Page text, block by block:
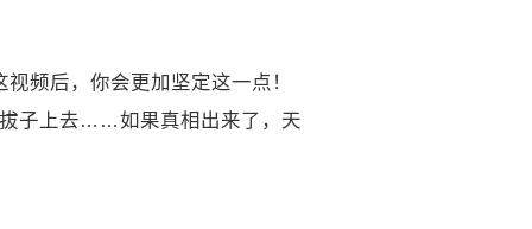
频后，你会更加坚定这一点！
拔子上去……如果真相出来了，天